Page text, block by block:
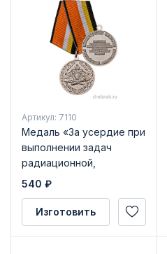
Артикул: 7110
Медаль «За усердие при
выполнении задач
радиационной,
химической и
с бланком
удостоверения
540 ₽
Изготовить